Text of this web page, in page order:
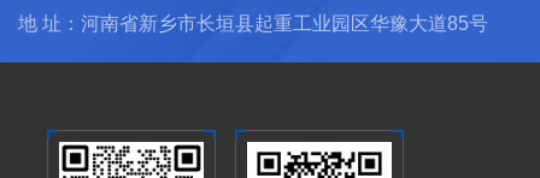
地 址：河南省新乡市长垣县起重工业园区华豫大道85号